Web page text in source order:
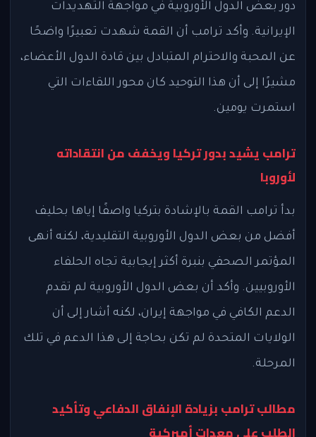
دور بعض الدول الأوروبية في مواجهة التهديدات
الإيرانية. وأكد ترامب أن القمة شهدت تعبيرًا واضحًا
عن المحبة والاحترام المتبادل بين قادة الدول الأعضاء،
مشيرًا إلى أن هذا التوحيد كان محور اللقاءات التي
استمرت يومين.
ترامب يشيد بدور تركيا ويخفف من انتقاداته
لأوروبا
بدأ ترامب القمة بالإشادة بتركيا واصفًا إياها بحليف
أفضل من بعض الدول الأوروبية التقليدية، لكنه أنهى
المؤتمر الصحفي بنبرة أكثر إيجابية تجاه الحلفاء
الأوروبيين. وأكد أن بعض الدول الأوروبية لم تقدم
الدعم الكافي في مواجهة إيران، لكنه أشار إلى أن
الولايات المتحدة لم تكن بحاجة إلى هذا الدعم في تلك
المرحلة.
مطالب ترامب بزيادة الإنفاق الدفاعي وتأكيد